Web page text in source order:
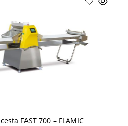
FAST 700 – FLAMIC